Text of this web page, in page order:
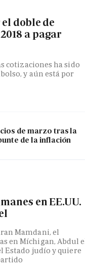
doble de
a pagar
cotizaciones ha sido
y aún está por
de marzo tras la
de la inflación
en EE.UU.
Mamdani, el
en Míchigan, Abdul
Estado judío y quiere